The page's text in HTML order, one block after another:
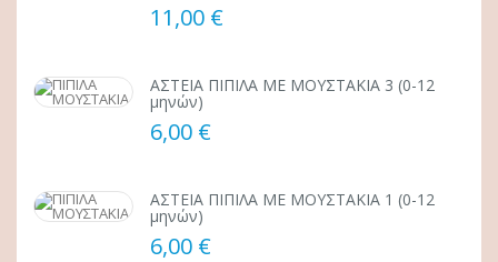
11,00 €
ΑΣΤΕΙΑ ΠΙΠΙΛΑ ΜΕ ΜΟΥΣΤΑΚΙΑ 3 (0-12
μηνών)
6,00 €
ΑΣΤΕΙΑ ΠΙΠΙΛΑ ΜΕ ΜΟΥΣΤΑΚΙΑ 1 (0-12
μηνών)
6,00 €